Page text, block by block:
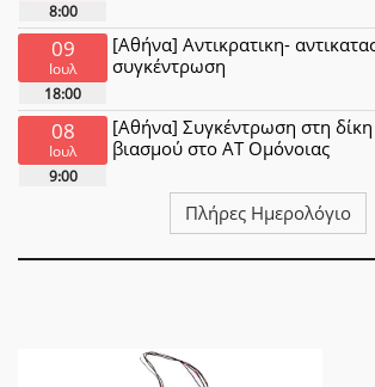
8:00
09
Ιουλ
18:00
[Αθήνα] Αντικρατικη-
συγκέντρωση
08
Ιουλ
9:00
[Αθήνα] Συγκέντρωση στη
βιασμού στο ΑΤ Ομόνοιας
Πλήρες Ημερολόγιο